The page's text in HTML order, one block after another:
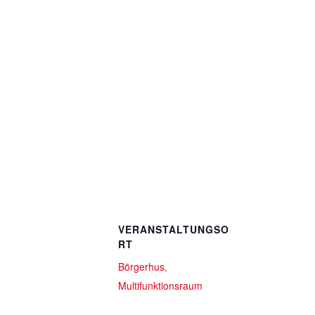
VERANSTALTUNGSO
RT
Börgerhus,
Multifunktionsraum